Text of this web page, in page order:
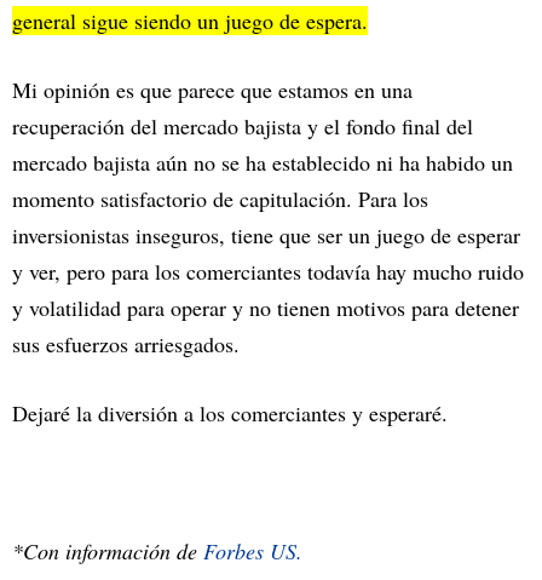
general sigue siendo un juego de espera.
Mi opinión es que parece que estamos en una
recuperación del mercado bajista y el fondo final del
mercado bajista aún no se ha establecido ni ha habido un
momento satisfactorio de capitulación. Para los
inversionistas inseguros, tiene que ser un juego de esperar
y ver, pero para los comerciantes todavía hay mucho ruido
y volatilidad para operar y no tienen motivos para detener
sus esfuerzos arriesgados.
Dejaré la diversión a los comerciantes y esperaré.
*Con información de Forbes US.